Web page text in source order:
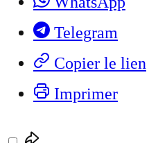
Telegram
Copier le lien
Imprimer